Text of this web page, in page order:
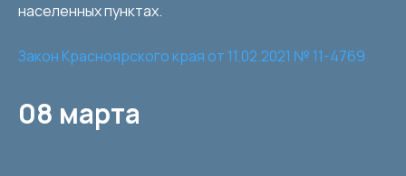
населенных пунктах.
Закон Красноярского края от 11.02.2021 № 11-4769
08 марта